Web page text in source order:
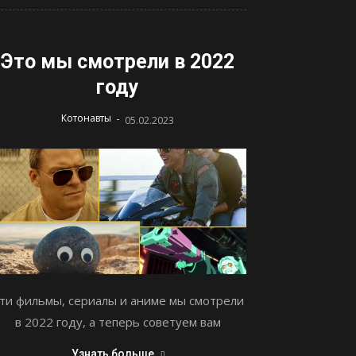
Это мы смотрели в 2022
году
Котонавты - 05.02.2023
фильмы, сериалы и аниме мы смотрели
в 2022 году, а теперь советуем вам